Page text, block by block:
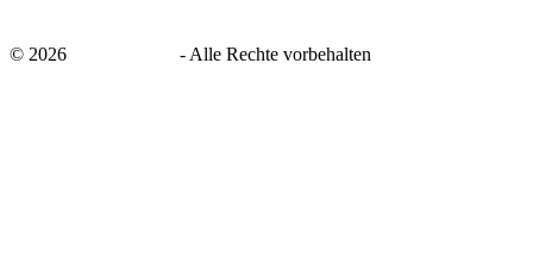
© 2026 - Alle Rechte vorbehalten